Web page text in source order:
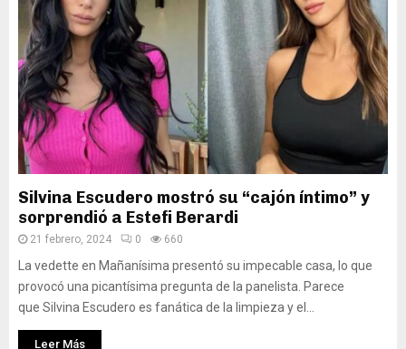
Silvina Escudero mostró su “cajón íntimo” y
sorprendió a Estefi Berardi
21 febrero, 2024 0 660
La vedette en Mañanísima presentó su impecable casa, lo que
provocó una picantísima pregunta de la panelista. Parece
que Silvina Escudero es fanática de la limpieza y el...
Leer Más